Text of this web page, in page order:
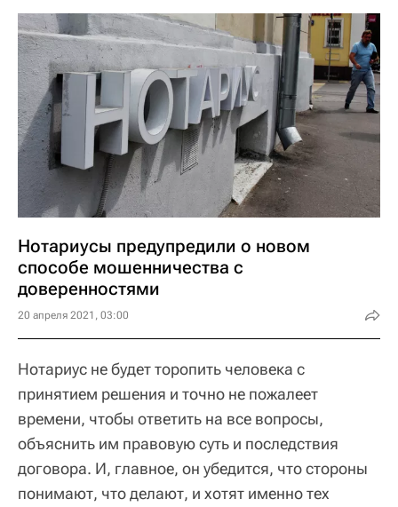
Нотариусы предупредили о новом
способе мошенничества с
доверенностями
20 апреля 2021, 03:00
Нотариус не будет торопить человека с
принятием решения и точно не пожалеет
времени, чтобы ответить на все вопросы,
объяснить им правовую суть и последствия
договора. И, главное, он убедится, что стороны
понимают, что делают, и хотят именно тех